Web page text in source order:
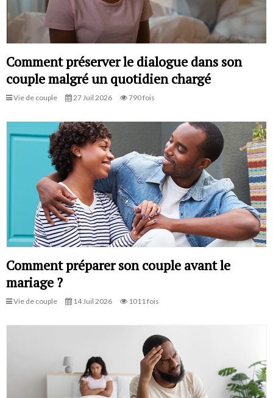
Comment préserver le dialogue dans son
couple malgré un quotidien chargé
Vie de couple 27 Juil 2026 790 fois
Comment préparer son couple avant le
mariage ?
Vie de couple 14 Juil 2026 1011 fois